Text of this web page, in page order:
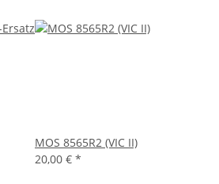
MOS 8565R2 (VIC II)
20,00 € *